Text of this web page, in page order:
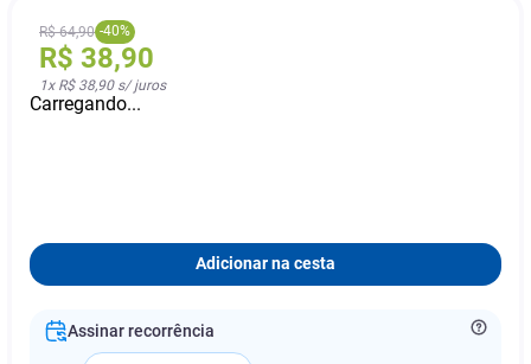
R$ 64,90 -40%
R$ 38,90
1x R$ 38,90s/ juros
Carregando...
Adicionar na cesta
Assinar recorrência